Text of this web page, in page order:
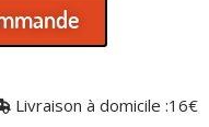
Livraison à domicile :16€